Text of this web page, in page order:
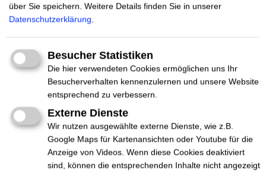
DES NETTZ
#Beratung
Bundesverband Mobile Beratung e.V.
Wir vernetzen rund 50 Mobile Beratungsteams, die zum
Umgang mit Rechtsextremismus, Rassismus,
über Sie speichern. Weitere Details finden Sie in unserer
Datenschutzerklärung.
Besucher Statistiken
Die hier verwendeten Cookies ermöglichen uns Ihr
Besucherverhalten kennenzulernen und unsere Website
entsprechend zu verbessern.
Externe Dienste
Wir nutzen ausgewählte externe Dienste, wie z.B.
Google Maps für Kartenansichten oder Youtube für die
Anzeige von Videos. Wenn diese Cookies deaktiviert
sind, können die entsprechenden Inhalte nicht angezeigt